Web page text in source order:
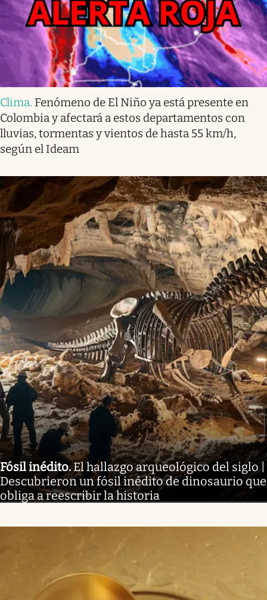
Clima. Fenómeno de El Niño ya está presente en
Colombia y afectará a estos departamentos con
lluvias, tormentas y vientos de hasta 55 km/h,
según el Ideam
Fósil inédito. El hallazgo arqueológico del siglo |
Descubrieron un fósil inédito de dinosaurio que
obliga a reescribir la historia